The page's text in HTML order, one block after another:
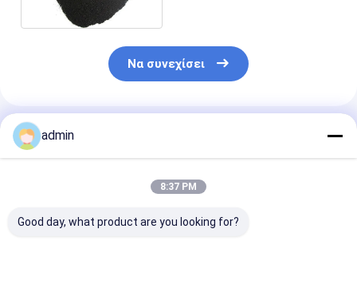
Να συνεχίσει
Συνιστώμενα Προϊόντα
admin
8:37 PM
Good day, what product are you looking for?